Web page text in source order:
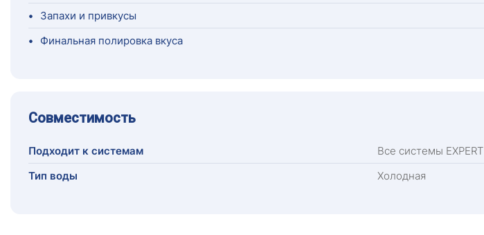
•
Запахи и привкусы
•
Финальная полировка вкуса
Совместимость
Подходит к системам
Все системы EXPERT
Тип воды
Холодная